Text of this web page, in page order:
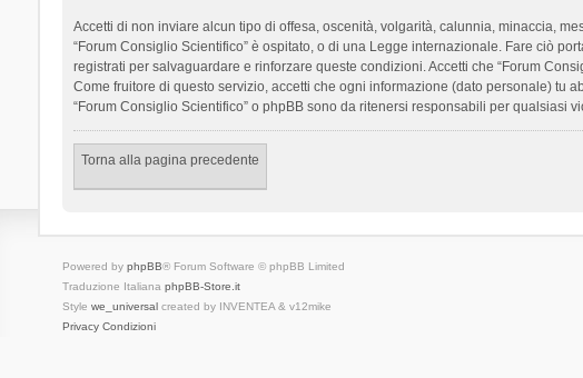
Accetti di non inviare alcun tipo di offesa, oscenità, volgarità, calunnia, minaccia,
“Forum Consiglio Scientifico” è ospitato, o di una Legge internazionale. Fare ciò
registrati per salvaguardare e rinforzare queste condizioni. Accetti che “Forum
Come fruitore di questo servizio, accetti che ogni informazione (dato personale) tu
“Forum Consiglio Scientifico” o phpBB sono da ritenersi responsabili per qualsiasi
Torna alla pagina precedente
Powered by phpBB® Forum Software © phpBB Limited
Traduzione Italiana phpBB-Store.it
Style we_universalcreated by INVENTEA & v12mike
Privacy Condizioni